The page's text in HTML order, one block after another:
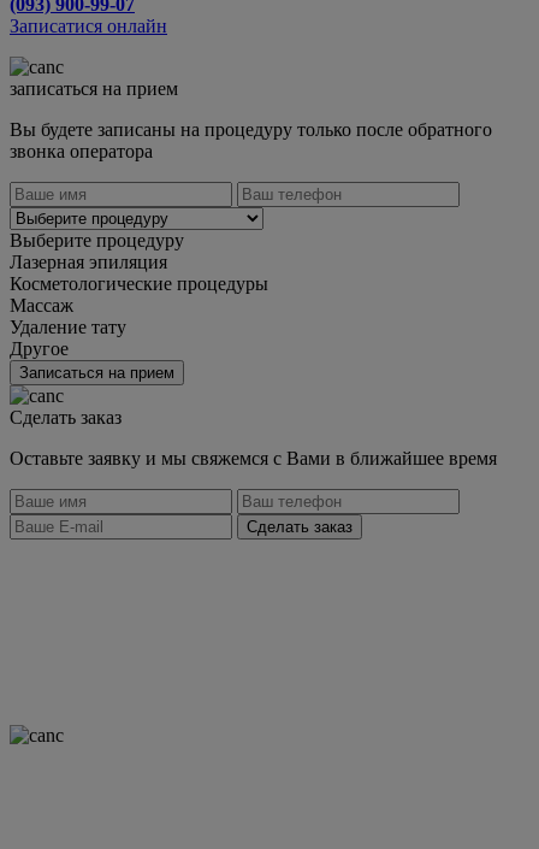
(093) 900-99-07
Записатися онлайн
записаться на прием
Вы будете записаны на процедуру только после обратного
звонка оператора
Выберите процедуру
Лазерная эпиляция
Косметологические процедуры
Массаж
Удаление тату
Другое
Записаться на прием
Сделать заказ
Оставьте заявку и мы свяжемся с Вами в ближайшее время
Сделать заказ